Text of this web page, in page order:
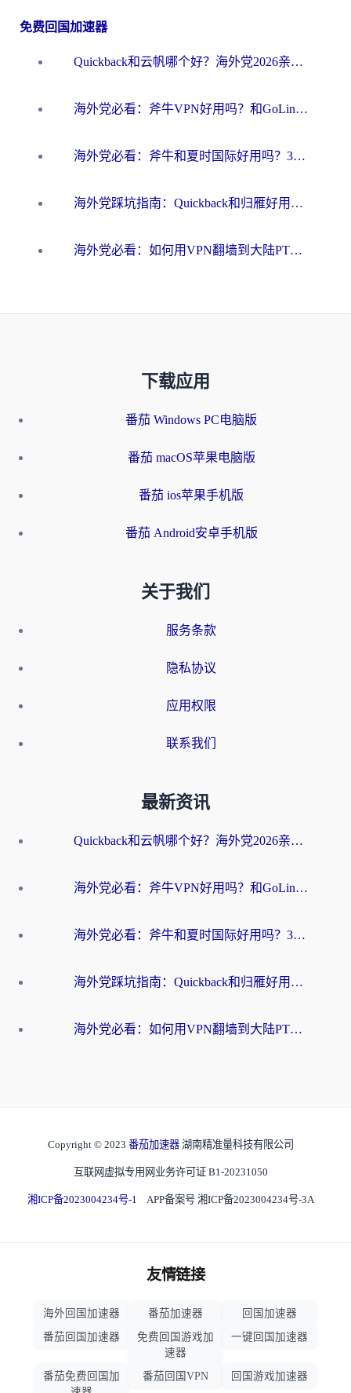
免费回国加速器
Quickback和云帆哪个好？海外党2026亲测指南：选对加速器大陆工具，无缝刷国内剧玩国服
海外党必看：斧牛VPN好用吗？和GoLinkVPN对比哪个回国效果更好？
海外党必看：斧牛和夏时国际好用吗？3步选对回国加速器，无缝刷国内资源
海外党踩坑指南：Quickback和归雁好用吗？选对加速器才能无缝刷国内资源
海外党必看：如何用VPN翻墙到大陆PTT？一篇解决你所有回国加速痛点
下载应用
番茄 Windows PC电脑版
番茄 macOS苹果电脑版
番茄 ios苹果手机版
番茄 Android安卓手机版
关于我们
服务条款
隐私协议
应用权限
联系我们
最新资讯
Quickback和云帆哪个好？海外党2026亲测指南：选对加速器大陆工具，无缝刷国内剧玩国服
海外党必看：斧牛VPN好用吗？和GoLinkVPN对比哪个回国效果更好？
海外党必看：斧牛和夏时国际好用吗？3步选对回国加速器，无缝刷国内资源
海外党踩坑指南：Quickback和归雁好用吗？选对加速器才能无缝刷国内资源
海外党必看：如何用VPN翻墙到大陆PTT？一篇解决你所有回国加速痛点
Copyright © 2023 番茄加速器 湖南精准量科技有限公司
互联网虚拟专用网业务许可证 B1-20231050
湘ICP备2023004234号-1 APP备案号 湘ICP备2023004234号-3A
友情链接
海外回国加速器 番茄加速器
回国加速器
番茄回国加速器
免费回国游戏加
速器
一键回国加速器
番茄免费回国加
番茄回国VPN 回国游戏加速器